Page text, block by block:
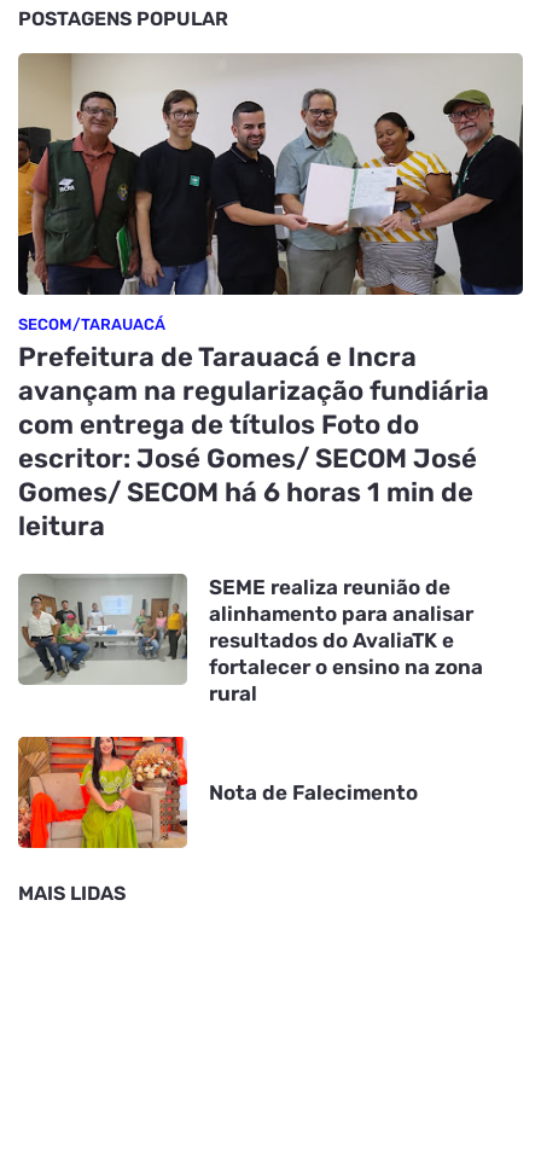
POSTAGENS POPULAR
SECOM/TARAUACÁ
Prefeitura de Tarauacá e Incra
avançam na regularização fundiária
com entrega de títulos Foto do
escritor: José Gomes/ SECOM José
Gomes/ SECOM há 6 horas 1 min de
leitura
SEME realiza reunião de
alinhamento para analisar
resultados do AvaliaTK e
fortalecer o ensino na zona
rural
Nota de Falecimento
MAIS LIDAS